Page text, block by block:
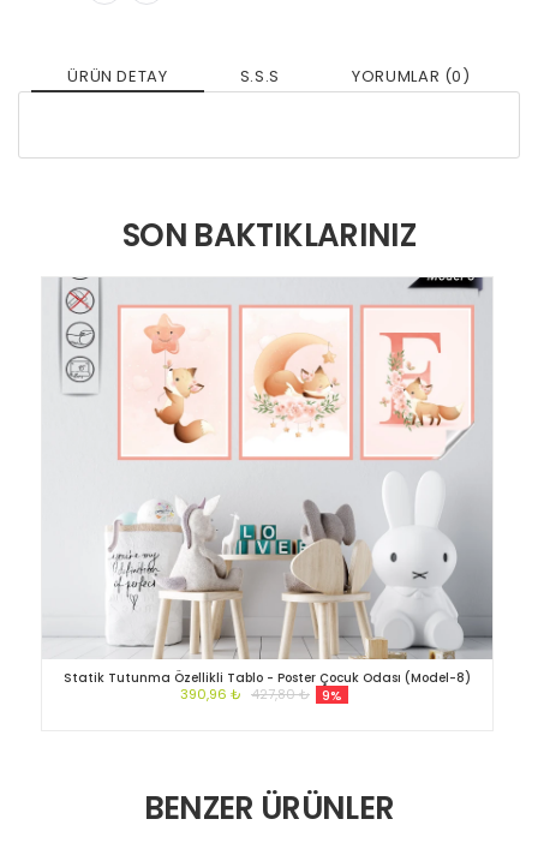
ÜRÜN DETAY S.S.S YORUMLAR (0)
SON BAKTIKLARINIZ
Statik Tutunma Özellikli Tablo - Poster Çocuk Odası (Model-8)
390,96 ₺ 427,80 ₺ 9%
BENZER ÜRÜNLER